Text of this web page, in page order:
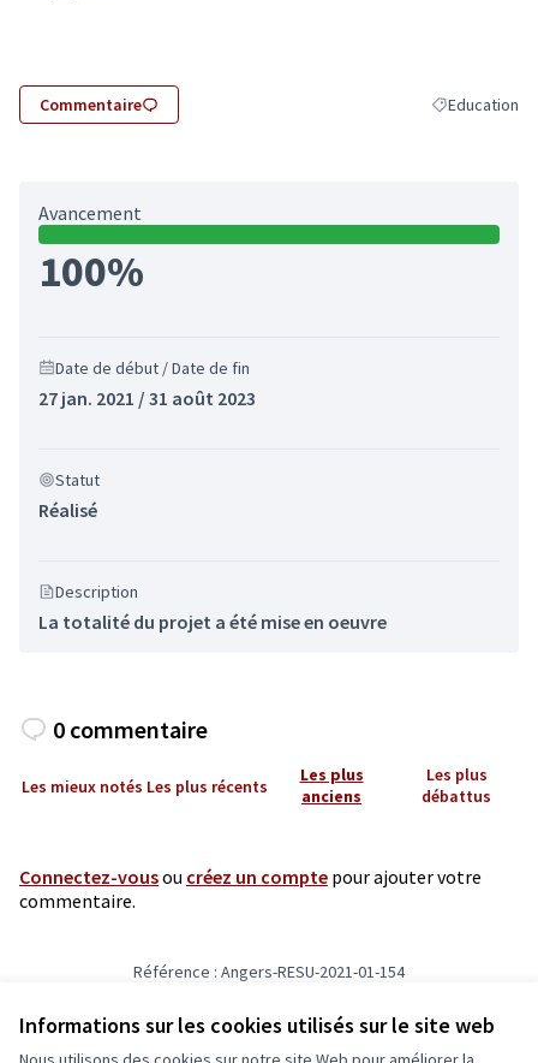
Informations sur les cookies utilisés sur le site web
Commentaire Filtrer les
Education
Avancement
100%
Date de début / Date de fin
27 jan. 2021 / 31 août 2023
Statut
Réalisé
Description
La totalité du projet a été mise en oeuvre
0 commentaire
Les mieux notés Les plus récents
Les plus
anciens
Les plus
débattus
Connectez-vousou créez un compte pour ajouter votre
commentaire.
Référence : Angers-RESU-2021-01-154